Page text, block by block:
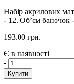
Набір акрилових
- 12. Об’єм баночок
193.00 грн.
Є в наявності
-
Купити